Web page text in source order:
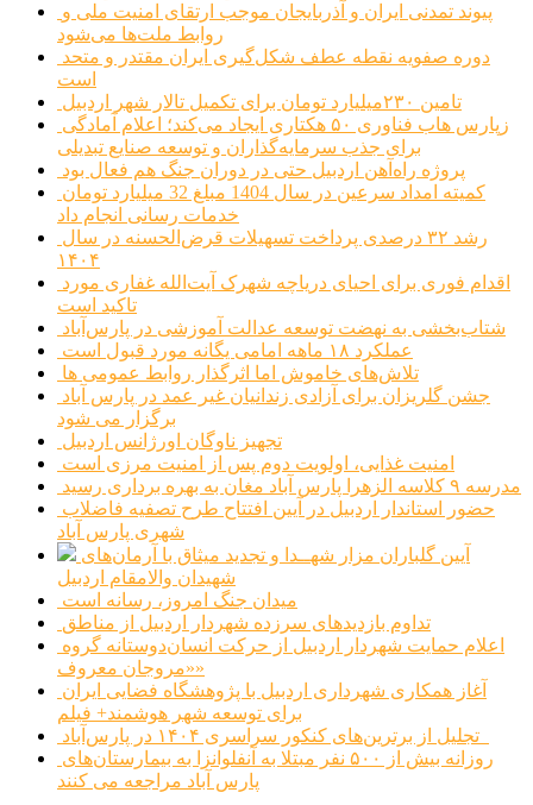
روابط ملت‌ها می‌شود
است
تامین ۲۳۰میلیارد تومان برای تکمیل تالار شهر اردبیل
برای جذب سرمایه‌گذاران و توسعه صنایع تبدیلی
پروژه راه‌آهن اردبیل حتی در دوران جنگ هم فعال بود
خدمات رسانی انجام داد
۱۴۰۴
تاکید است
شتاب‌بخشی به نهضت توسعه عدالت آموزشی در پارس‌آباد
عملکرد ۱۸ ماهه امامی یگانه مورد قبول است
تلاش‌های خاموش اما اثرگذار روابط عمومی ها
برگزار می شود
تجهیز ناوگان اورژانس اردبیل
امنیت غذایی، اولویت دوم پس از امنیت مرزی است
مدرسه ۹ کلاسه الزهرا پارس آباد مغان به بهره برداری رسید
شهری پارس آباد
شهیدان والامقام اردبیل
میدان جنگ امروز، رسانه است
تداوم بازدیدهای سرزده شهردار اردبیل از مناطق
«مروجان معروف»
برای توسعه شهر هوشمند+ فیلم
پارس آباد مراجعه می کنند